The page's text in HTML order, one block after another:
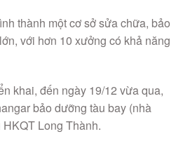
thành một cơ sở sửa chữa, bảo
với hơn 10 xưởng có khả năng
khai, đến ngày 19/12 vừa qua,
bảo dưỡng tàu bay (nhà
Long Thành.